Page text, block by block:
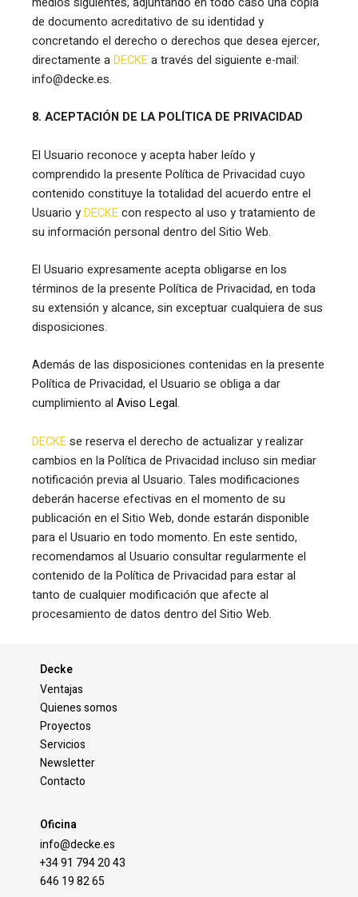
de documento acreditativo de su identidad y
concretando el derecho o derechos que desea ejercer,
directamente aDECKEa través del siguiente e-mail:
info@decke.es.
8. ACEPTACIÓN DE LA POLÍTICA DE PRIVACIDAD
El Usuario reconoce y acepta haber leído y
comprendido la presente Política de Privacidad cuyo
contenido constituye la totalidad del acuerdo entre el
Usuario yDECKEcon respecto al uso y tratamiento de
su información personal dentro del Sitio Web.
El Usuario expresamente acepta obligarse en los
términos de la presente Política de Privacidad, en toda
su extensión y alcance, sin exceptuar cualquiera de sus
disposiciones.
Además de las disposiciones contenidas en la presente
Política de Privacidad, el Usuario se obliga a dar
cumplimiento al Aviso Legal.
DECKEse reserva el derecho de actualizar y realizar
cambios en la Política de Privacidad incluso sin mediar
notificación previa al Usuario. Tales modificaciones
deberán hacerse efectivas en el momento de su
publicación en el Sitio Web, donde estarán disponible
para el Usuario en todo momento. En este sentido,
recomendamos al Usuario consultar regularmente el
contenido de la Política de Privacidad para estar al
tanto de cualquier modificación que afecte al
procesamiento de datos dentro del Sitio Web.
Decke
Ventajas
Quienes somos
Proyectos
Servicios
Newsletter
Contacto
Oficina
info@decke.es
+34 91 794 20 43
646 19 82 65